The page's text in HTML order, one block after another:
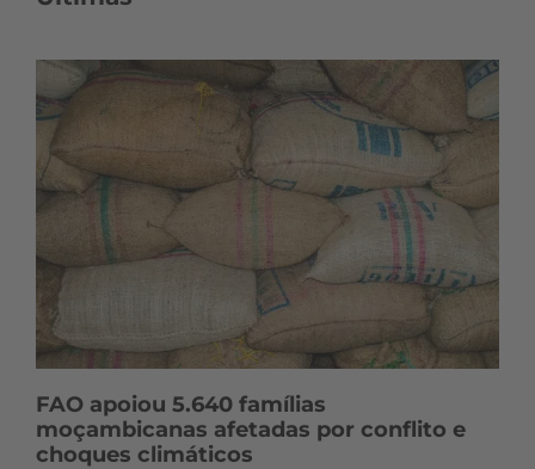
FAO apoiou 5.640 famílias
moçambicanas afetadas por conflito e
choques climáticos